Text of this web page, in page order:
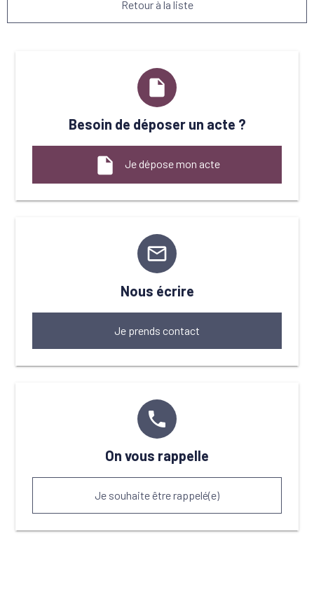
Retour à la liste
insert_drive_file
Besoin de déposer un acte ?
insert_drive_file Je dépose mon acte
mail_outline
Nous écrire
Je prends contact
phone
On vous rappelle
Je souhaite être rappelé(e)